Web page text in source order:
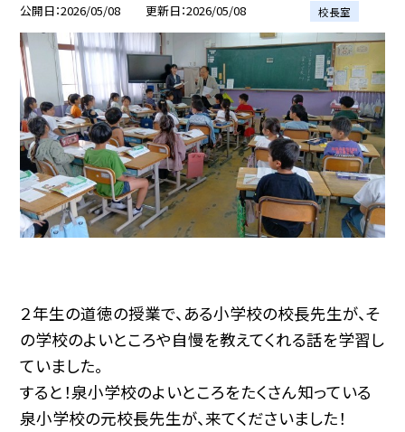
公開日 2026/05/08 更新日 2026/05/08 校長室
２年生の道徳の授業で、ある小学校の校長先生が、そ
の学校のよいところや自慢を教えてくれる話を学習し
ていました。
すると！泉小学校のよいところをたくさん知っている
泉小学校の元校長先生が、来てくださいました！